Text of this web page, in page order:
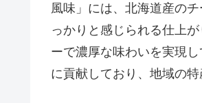
風味」には、北海道産の
っかりと感じられる仕上
ーで濃厚な味わいを実現
に貢献しており、地域の